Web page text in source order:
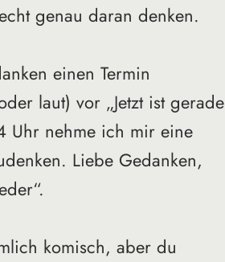
genau daran denken.
einen Termin
laut) vor „Jetzt ist gerade
Uhr nehme ich mir eine
Liebe Gedanken,
komisch, aber du